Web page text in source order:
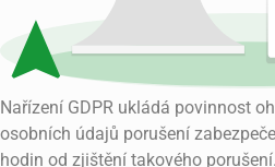
Nařízení GDPR ukládá povinnost
osobních údajů porušení
hodin od zjištění takového